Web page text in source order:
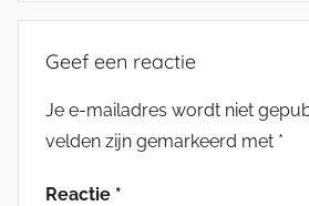
Geef een reactie
Je e-mailadres wordt niet
velden zijn gemarkeerd met *
Reactie *